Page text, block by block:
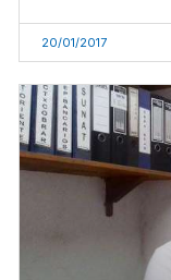
20/01/2017